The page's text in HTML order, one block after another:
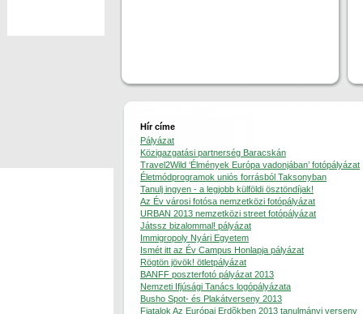
Hír címe
Pályázat
Közigazgatási partnerség Baracskán
Travel2Wild ‘Élmények Európa vadonjában’ fotópályázat
Életmódprogramok uniós forrásból Taksonyban
Tanulj ingyen - a legjobb külföldi ösztöndíjak!
Az Év városi fotósa nemzetközi fotópályázat
URBAN 2013 nemzetközi street fotópályázat
Játssz bizalommal! pályázat
Immigropoly Nyári Egyetem
Ismét itt az Év Campus Honlapja pályázat
Rögtön jövök! ötletpályázat
BANFF poszterfotó pályázat 2013
Nemzeti Ifjúsági Tanács logópályázata
Busho Spot- és Plakátverseny 2013
Fiatalok Az Európai Erdõkben 2013 tanulmányi verseny